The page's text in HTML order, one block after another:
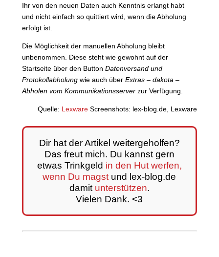
Ihr von den neuen Daten auch Kenntnis erlangt habt
und nicht einfach so quittiert wird, wenn die Abholung
erfolgt ist.
Die Möglichkeit der manuellen Abholung bleibt
unbenommen. Diese steht wie gewohnt auf der
Startseite über den Button Datenversand und
Protokollabholungwie auch über Extras – dakota –
Abholen vom Kommunikationsserverzur Verfügung.
Quelle: Lexware Screenshots: lex-blog.de, Lexware
Dir hat der Artikel weitergeholfen?
Das freut mich. Du kannst gern
etwas Trinkgeld in den Hut werfen,
wenn Du magst und lex-blog.de
damit unterstützen.
Vielen Dank. <3